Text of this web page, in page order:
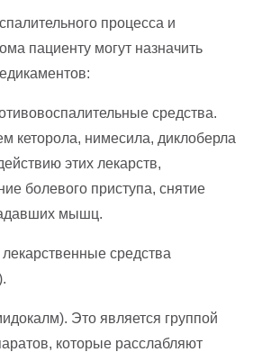
процесса и
пациенту могут назначить
средства.
кеторола, нимесила, диклоберла
этих лекарств,
болевого приступа, снятие
мышц.
средства
Это является группой
которые расслабляют